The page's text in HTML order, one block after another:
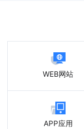
WEB网站
APP应用